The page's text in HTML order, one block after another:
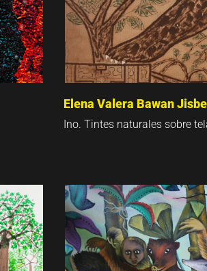
Elena Valera Bawan
Ino. Tintes naturales sobre